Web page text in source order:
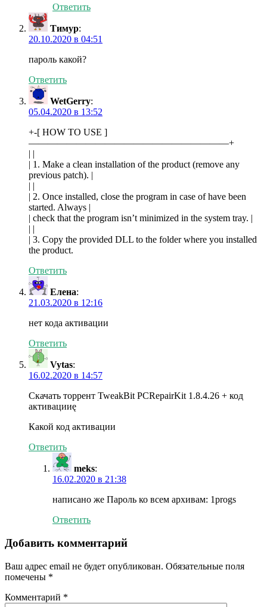
Ответить
Тимур:
20.10.2020 в 04:51
пароль какой?
Ответить
WetGerry:
05.04.2020 в 13:52
+-[ HOW TO USE ]
—————————————————————+
| |
| 1. Make a clean installation of the product (remove any
previous patch). |
| |
| 2. Once installed, close the program in case of have been
started. Always |
| check that the program isn’t minimized in the system tray. |
| |
| 3. Copy the provided DLL to the folder where you installed
the product.
Ответить
Елена:
21.03.2020 в 12:16
нет кода активации
Ответить
Vytas:
16.02.2020 в 14:57
Скачать торрент TweakBit PCRepairKit 1.8.4.26 + код
активацииę
Какой код активации
Ответить
meks:
16.02.2020 в 21:38
написано же Пароль ко всем архивам: 1progs
Ответить
Добавить комментарий
Ваш адрес email не будет опубликован. Обязательные поля
помечены *
Комментарий *